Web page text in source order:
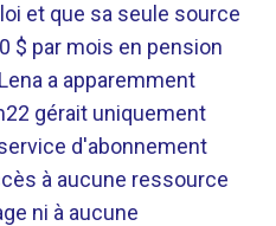
et que sa seule source
$ par mois en pension
a apparemment
gérait uniquement
d'abonnement
à aucune ressource
ni à aucune